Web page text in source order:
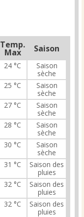
Temp.
Max Saison
24 °C
Saison
sèche
25 °C
Saison
sèche
27 °C
Saison
sèche
28 °C
Saison
sèche
30 °C
Saison
sèche
31 °C
Saison des
pluies
32 °C
Saison des
pluies
32 °C
Saison des
pluies